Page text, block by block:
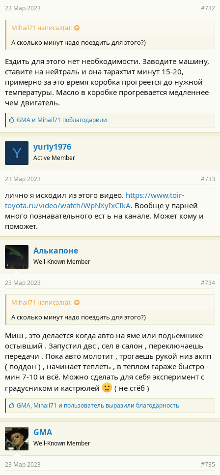
23 Мар 2023 #732
Mihail71 написал(а):
А сколько минут надо поездить для этого?)
Ездить для этого нет необходимости. Заводите машину,
ставите на нейтраль и она тарахтит минут 15-20,
примерно за это время коробка прогреется до нужной
температуры. Масло в коробке прогревается медленнее
чем двигатель.
Б
л
а
г
о
д
а
н
с
т
и
GMAи Mihail71 поблагодарили
Y yuriy1976
Active Member
23 Мар 2023 #733
лично я исходил из этого видео. https://www.toir-
toyota.ru/video/watch/WpNXyIxCIkA. Вообще у парней
много познавательного ест ь на канале. Может кому и
поможет.
Алькапоне
Well-Known Member
23 Мар 2023 #734
Mihail71 написал(а):
А сколько минут надо поездить для этого?)
Миш , это делается когда авто на яме или подьемнике
остывший . Запустил двс , сел в салон , переключаешь
передачи . Пока авто молотит , трогаешь рукой низ акпп
( поддон ) , начинает теплеть , в теплом гараже быстро -
мин 7-10 и всё. Можно сделать для себя эксперимент с
градусником и кастрюлей
( не стёб )
Б
л
а
г
о
д
а
н
GMA, Mihail71 и пользовательвыразили благодарность
GMA
Well-Known Member
23 Мар 2023 #735